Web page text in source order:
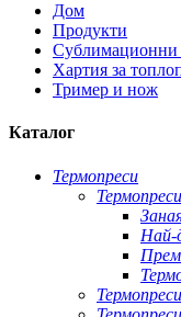
Дом
Продукти
Сублимационни
Хартия за
Тример и нож
Каталог
Термопреси
Най-